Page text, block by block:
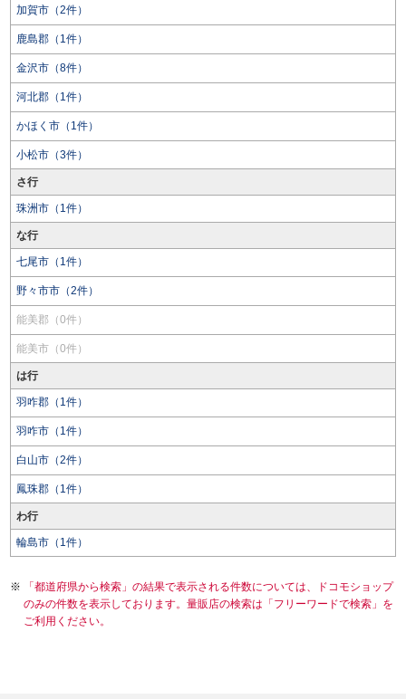
加賀市（2件）
鹿島郡（1件）
金沢市（8件）
河北郡（1件）
かほく市（1件）
小松市（3件）
さ行
珠洲市（1件）
な行
七尾市（1件）
野々市市（2件）
能美郡（0件）
能美市（0件）
は行
羽咋郡（1件）
羽咋市（1件）
白山市（2件）
鳳珠郡（1件）
わ行
輪島市（1件）
「都道府県から検索」の結果で表示される件数については、ドコモショップ
のみの件数を表示しております。量販店の検索は「フリーワードで検索」を
ご利用ください。